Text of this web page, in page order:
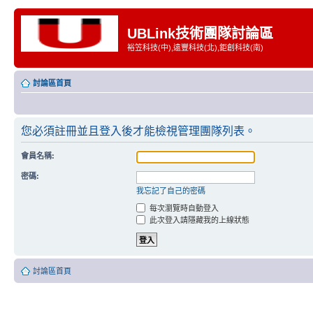
UBLink技術團隊討論區
裕笠科技(中),遠豐科技(北),鉅創科技(南)
討論區首頁
您必須註冊並且登入後才能檢視管理團隊列表。
會員名稱:
密碼:
我忘記了自己的密碼
每次瀏覽時自動登入
此次登入請隱藏我的上線狀態
討論區首頁